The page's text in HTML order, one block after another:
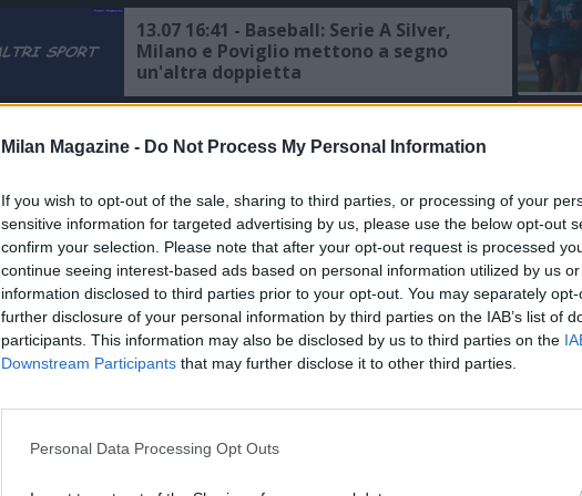
Milan Magazine - Do Not Process My Personal Information
If you wish to opt-out of the sale, sharing to third parties, or processing of your
sensitive information for targeted advertising by us, please use the below opt-out
confirm your selection. Please note that after your opt-out request is processed
continue seeing interest-based ads based on personal information utilized by us
information disclosed to third parties prior to your opt-out. You may separately
further disclosure of your personal information by third parties on the IAB’s list of
participants. This information may also be disclosed by us to third parties on the
Downstream Participants that may further disclose it to other third parties.
Personal Data Processing Opt Outs
13.07 16:41 - Baseball: Serie A Silver,
Milano e Poviglio mettono a segno
un'altra doppietta
11.07 19:10 - Ginnastica ritmica:
Farfalle in finale con le 5 palle nella
09.07 20:12 - Ginnastica: russi alla
Coppa del Mondo di Milano, Fgi
obbligata a seguire le regole della
federazione mondiale
09.07 13:17 - Ginnastica ritmica, Russia
presente alla Coppa del Mondo a
le regole"
07.07 19:22 - Ginnastica ritmica: a